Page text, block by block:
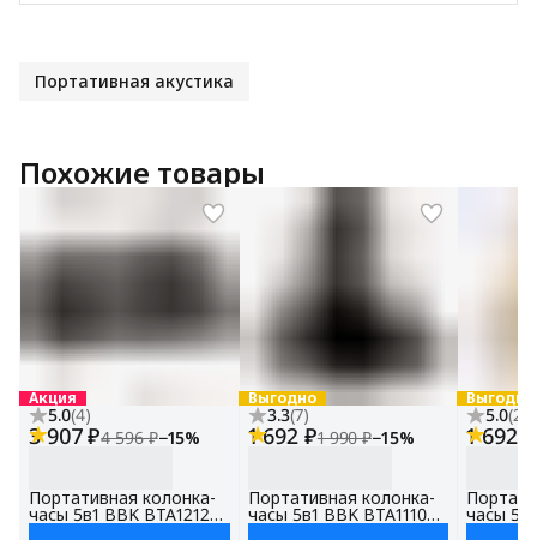
Портативная акустика
Похожие товары
Акция
5.0(4)
3 907 ₽4 596 ₽−15%
Портативная колонка-
часы 5в1 BBK BTA1212
Выгодно
3.3(7)
1 692 ₽1 990 ₽−15%
Портативная колонка-
часы 5в1 BBK BTA1110
Выгодно
5.0(2
1 692 ₽
часы